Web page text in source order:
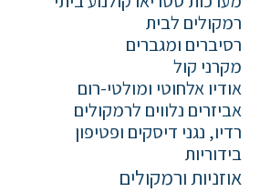
רמקולים לבית
רסיברים ומגברים
מקרני קול
אודיו אלחוטי ומולטי-רום
אביזרים נלווים לרמקולים
רדיו, נגני דיסקים ופטיפון
בידוריות
אוזניות ורמקולים